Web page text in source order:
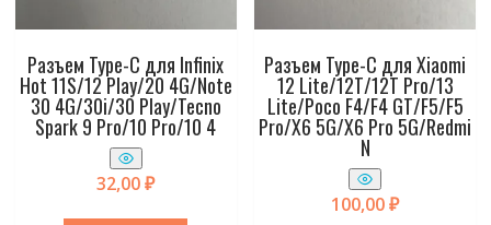
Разъем Type-C для Infinix
Hot 11S/12 Play/20 4G/Note
30 4G/30i/30 Play/Tecno
Spark 9 Pro/10 Pro/10 4
32,00₽
Разъем Type-C для Xiaomi
12 Lite/12T/12T Pro/13
Lite/Poco F4/F4 GT/F5/F5
Pro/X6 5G/X6 Pro 5G/Redmi
N
100,00₽